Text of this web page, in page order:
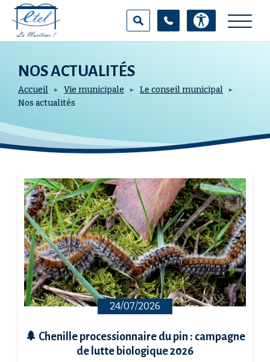
Aller
contenu
principal
NOS ACTUALITÉS
Accueil Vie municipale
Le conseil municipal
Nos actualités
24/07/2026
🌲 Chenille processionnaire du pin : campagne
de lutte biologique 2026
Panneau de gestion des cookies